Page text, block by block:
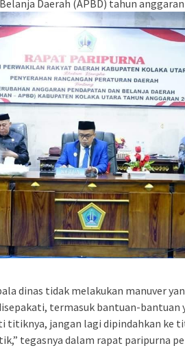
Daerah (APBD) tahun anggaran
dinas tidak melakukan manuver
termasuk bantuan-
titiknya, jangan lagi dipindahkan ke
tegasnya dalam rapat paripurna